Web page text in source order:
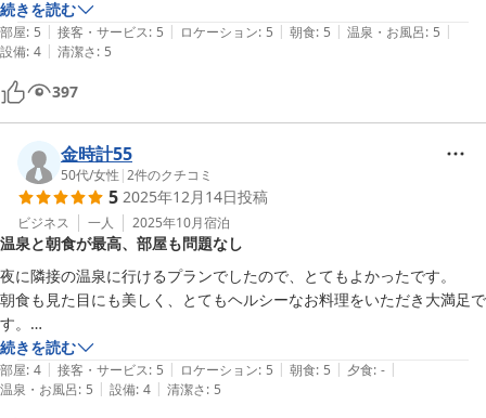
ましたが、フレンチトースト、パンケーキもあるので、朝食メニューは
充実しています。また、隣接した「たまの湯」の温泉も利用できるの
で、宇野港周辺にビジネスホテルがない中、清潔感あふれるホテルなの
で、一人利用ならお勧めのホテルです。
続きを読む
部屋: 5 | 接客・サービス: 5 | ロケーション: 5 | 朝食: 5 | 温泉・お風呂: 5 |
設備: 4 | 清潔さ: 5
397
金時計55
50代/女性 |2件のクチコミ
5 2025年12月14日投稿
ビジネス 一人 2025年10月宿泊
温泉と朝食が最高、部屋も問題なし
夜に隣接の温泉に行けるプランでしたので、とてもよかったです。
朝食も見た目にも美しく、とてもヘルシーなお料理をいただき大満足で
す。
お部屋はセパレートですが、鍵のかからないタイプのお部屋でしたが、
プライバシーは守られて、騒音もなく、問題ありませんでした。
続きを読む
部屋: 4 | 接客・サービス: 5 | ロケーション: 5 | 朝食: 5 | 夕食: - |
温泉・お風呂: 5 | 設備: 4 | 清潔さ: 5